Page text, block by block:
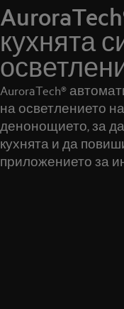
кухнята
AuroraTech®
на осветлението
денонощието, за
кухнята и да
приложението за